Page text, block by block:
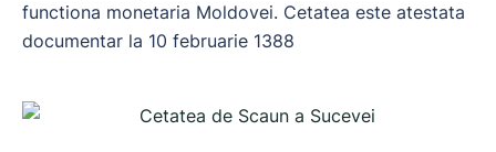
functiona monetaria Moldovei. Cetatea este atestata
documentar la 10 februarie 1388